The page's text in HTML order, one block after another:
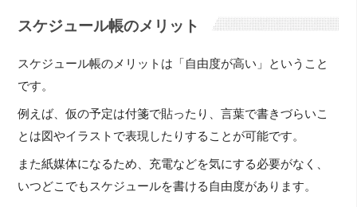
スケジュール帳のメリット
スケジュール帳のメリットは「自由度が高い」ということ
です。
例えば、仮の予定は付箋で貼ったり、言葉で書きづらいこ
とは図やイラストで表現したりすることが可能です。
また紙媒体になるため、充電などを気にする必要がなく、
いつどこでもスケジュールを書ける自由度があります。